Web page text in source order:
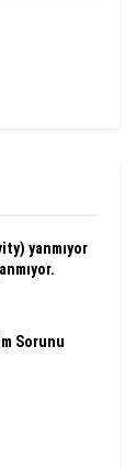
yanmıyor
Sorunu